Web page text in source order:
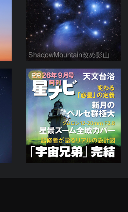
ShadowMountain改め影山
プレアデス星団に接近する金星と天王星 2026/4/21 PR